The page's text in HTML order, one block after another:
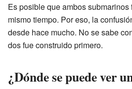
Es posible que ambos
mismo tiempo. Por eso, la
desde hace mucho. No se sabe
dos fue construido primero.
¿Dónde se puede ver